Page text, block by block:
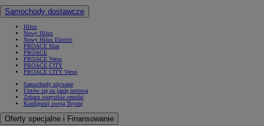
Samochody dostawcze
Hilux
Nowy Hilux
Nowy Hilux Electric
PROACE Max
PROACE
PROACE Verso
PROACE CITY
PROACE CITY Verso
Samochody używane
Umów się na jazdę testową
Zobacz wszystkie cenniki
Konfiguruj swoją Toyotę
Oferty specjalne i Finansowanie